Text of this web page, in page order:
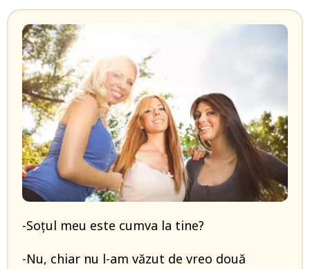
-Soțul meu este cumva la tine?
-Nu, chiar nu l-am văzut de vreo două